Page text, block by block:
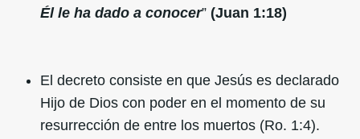
Él le ha dado a conocer” (Juan 1:18)
El decreto consiste en que Jesús es declarado
Hijo de Dios con poder en el momento de su
resurrección de entre los muertos (Ro. 1:4).